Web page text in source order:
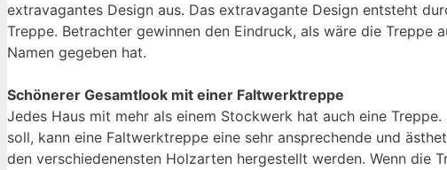
extravagantes Design aus. Das extravagante Design entsteht
Treppe. Betrachter gewinnen den Eindruck, als wäre die
Namen gegeben hat.
Schönerer Gesamtlook mit einer Faltwerktreppe
Jedes Haus mit mehr als einem Stockwerk hat auch eine
soll, kann eine Faltwerktreppe eine sehr ansprechende und
den verschiedenensten Holzarten hergestellt werden. Wenn die